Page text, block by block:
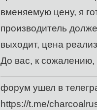
вменяемую цену, я
производитель
выходит, цена
До вас, к сожалению,
форум ушел в
https://t.me/